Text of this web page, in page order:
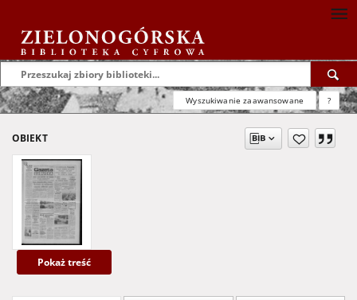
Wyszukiwanie zaawansowane ?
OBIEKT
Pokaż treść